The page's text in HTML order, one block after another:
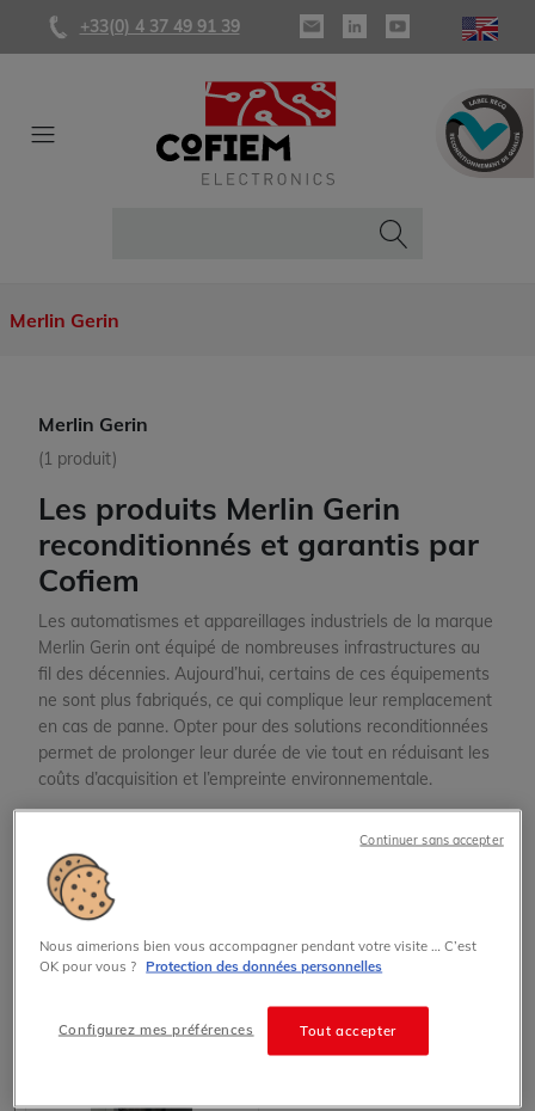
+33(0) 4 37 49 91 39
Merlin Gerin
Merlin Gerin
(1 produit)
Les produits Merlin Gerin
reconditionnés et garantis par
Cofiem
Les automatismes et appareillages industriels de la marque
Merlin Gerin ont équipé de nombreuses infrastructures au
fil des décennies. Aujourd’hui, certains de ces équipements
ne sont plus fabriqués, ce qui complique leur remplacement
en cas de panne. Opter pour des solutions reconditionnées
permet de prolonger leur durée de vie tout en réduisant les
coûts d’acquisition et l’empreinte environnementale.
Nous aimerions bien vous accompagner pendant votre visite … C’est
OK pour vous ? Protection des données personnelles
Tout accepter
Configurez mes préférences
Continuer sans accepter